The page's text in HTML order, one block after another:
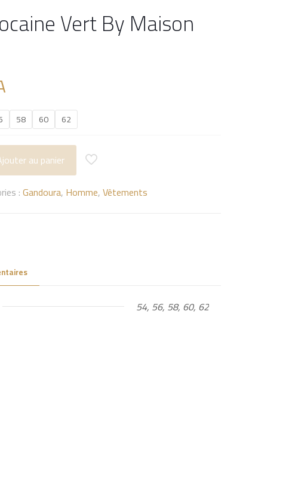
Vert By Maison
58 60 62
au panier
:Gandoura, Homme,Vêtements
54, 56, 58, 60, 62